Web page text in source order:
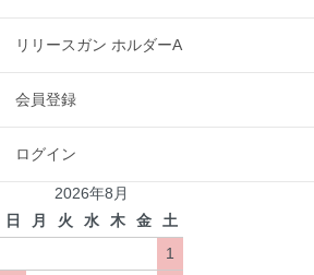
リリースガン ホルダーA
会員登録
ログイン
2026年8月
日
月 火 水 木 金
土
1